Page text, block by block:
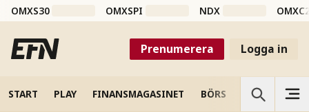
OMXS30 OMXSPI NDX
Prenumerera Logga in
START PLAY FINANSMAGASINET BÖRS VETENSKAP